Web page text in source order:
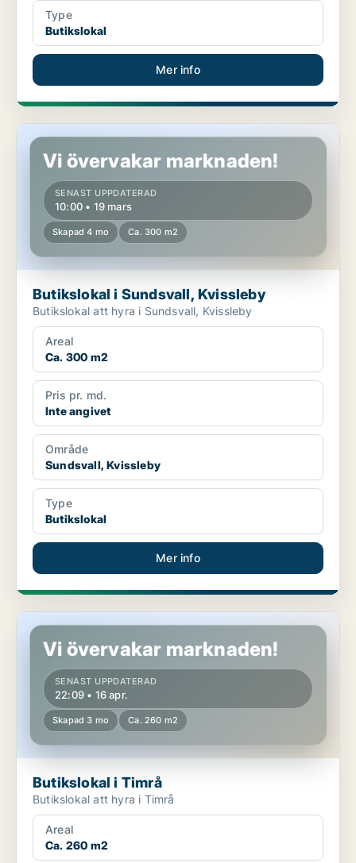
Type
Butikslokal
Mer info
Butikslokal i Sundsvall, Kvissleby
Vi övervakar marknaden!
SENAST UPPDATERAD
10:00 • 19 mars
Skapad 4 mo Ca. 300 m2
Butikslokal i Sundsvall, Kvissleby
Butikslokal att hyra i Sundsvall, Kvissleby
Areal
Ca. 300 m2
Pris pr. md.
Inte angivet
Område
Sundsvall, Kvissleby
Type
Butikslokal
Mer info
Butikslokal i Timrå
Vi övervakar marknaden!
SENAST UPPDATERAD
22:09 • 16 apr.
Skapad 3 mo Ca. 260 m2
Butikslokal i Timrå
Butikslokal att hyra i Timrå
Areal
Ca. 260 m2